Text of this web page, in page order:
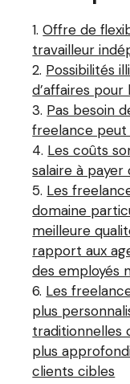
Offre de
travailleur
Possibilités
d’affaires
Pas besoin
freelance
Les coûts
salaire à payer
Les
domaine
meilleure
rapport aux
des employés
Les
plus
traditionnelles
plus
clients cibles